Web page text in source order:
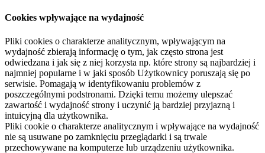
Cookies wpływające na wydajność
Pliki cookies o charakterze analitycznym, wpływającym na
wydajność zbierają informację o tym, jak często strona jest
odwiedzana i jak się z niej korzysta np. które strony są najbardziej i
najmniej popularne i w jaki sposób Użytkownicy poruszają się po
serwisie. Pomagają w identyfikowaniu problemów z
poszczególnymi podstronami. Dzięki temu możemy ulepszać
zawartość i wydajność strony i uczynić ją bardziej przyjazną i
intuicyjną dla użytkownika.
Pliki cookie o charakterze analitycznym i wpływające na wydajność
nie są usuwane po zamknięciu przeglądarki i są trwale
przechowywane na komputerze lub urządzeniu użytkownika.